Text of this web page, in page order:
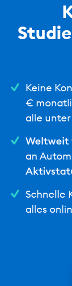
Keine
€
alle unter
Weltweit
an
Schnelle
alles